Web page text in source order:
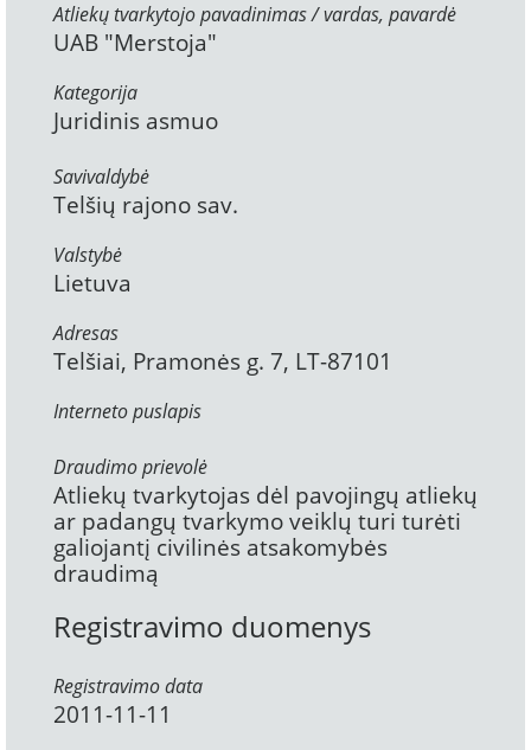
Atliekų tvarkytojo pavadinimas / vardas, pavardė
UAB "Merstoja"
Kategorija
Juridinis asmuo
Savivaldybė
Telšių rajono sav.
Valstybė
Lietuva
Adresas
Telšiai, Pramonės g. 7, LT-87101
Interneto puslapis
Draudimo prievolė
Atliekų tvarkytojas dėl pavojingų atliekų
ar padangų tvarkymo veiklų turi turėti
galiojantį civilinės atsakomybės
draudimą
Registravimo duomenys
Registravimo data
2011-11-11